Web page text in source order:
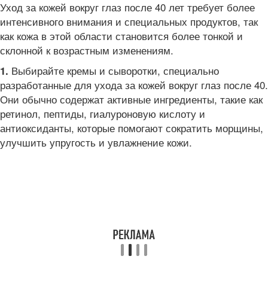
Уход за кожей вокруг глаз после 40 лет требует более
интенсивного внимания и специальных продуктов, так
как кожа в этой области становится более тонкой и
склонной к возрастным изменениям.
1. Выбирайте кремы и сыворотки, специально
разработанные для ухода за кожей вокруг глаз после 40.
Они обычно содержат активные ингредиенты, такие как
ретинол, пептиды, гиалуроновую кислоту и
антиоксиданты, которые помогают сократить морщины,
улучшить упругость и увлажнение кожи.